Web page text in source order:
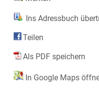
Ins Adressbuch
Teilen
Als PDF speichern
In Google Maps